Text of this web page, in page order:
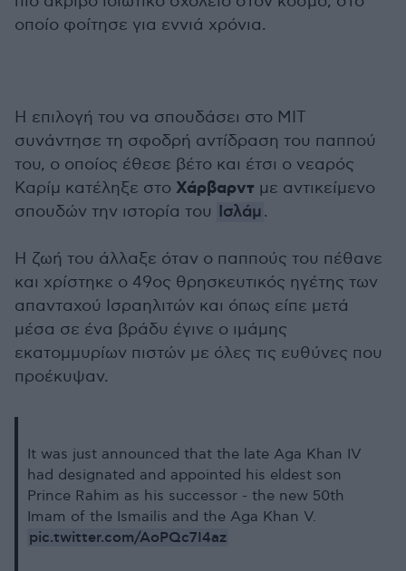
οποίο φοίτησε για εννιά χρόνια.
Η επιλογή του να σπουδάσει στο MIT
συνάντησε τη σφοδρή αντίδραση του παππού
του, ο οποίος έθεσε βέτο και έτσι ο νεαρός
Καρίμ κατέληξε στο Χάρβαρντ με αντικείμενο
σπουδών την ιστορία του Ισλάμ.
Η ζωή του άλλαξε όταν ο παππούς του πέθανε
και χρίστηκε ο 49ος θρησκευτικός ηγέτης των
απανταχού Ισραηλιτών και όπως είπε μετά
μέσα σε ένα βράδυ έγινε ο ιμάμης
εκατομμυρίων πιστών με όλες τις ευθύνες που
προέκυψαν.
It was just announced that the late Aga Khan IV
had designated and appointed his eldest son
Prince Rahim as his successor - the new 50th
Imam of the Ismailis and the Aga Khan V.
pic.twitter.com/AoPQc7I4az